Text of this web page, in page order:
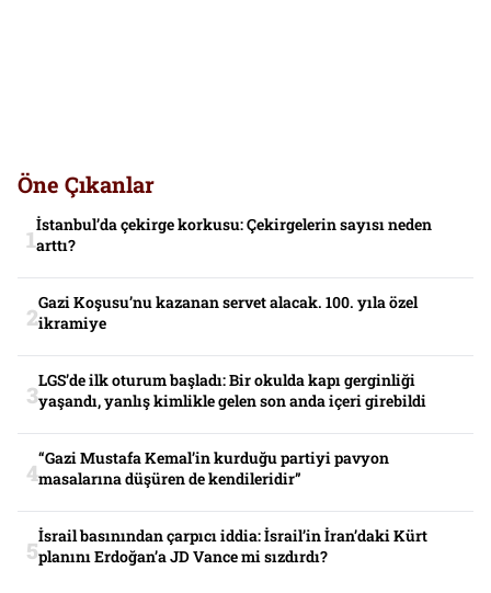
Öne Çıkanlar
İstanbul’da çekirge korkusu: Çekirgelerin sayısı neden
arttı?
Gazi Koşusu’nu kazanan servet alacak. 100. yıla özel
ikramiye
LGS’de ilk oturum başladı: Bir okulda kapı gerginliği
yaşandı, yanlış kimlikle gelen son anda içeri girebildi
“Gazi Mustafa Kemal’in kurduğu partiyi pavyon
masalarına düşüren de kendileridir”
İsrail basınından çarpıcı iddia: İsrail’in İran’daki Kürt
planını Erdoğan’a JD Vance mi sızdırdı?